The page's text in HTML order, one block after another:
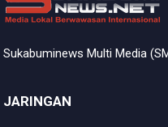
Sukabuminews Multi Media
JARINGAN